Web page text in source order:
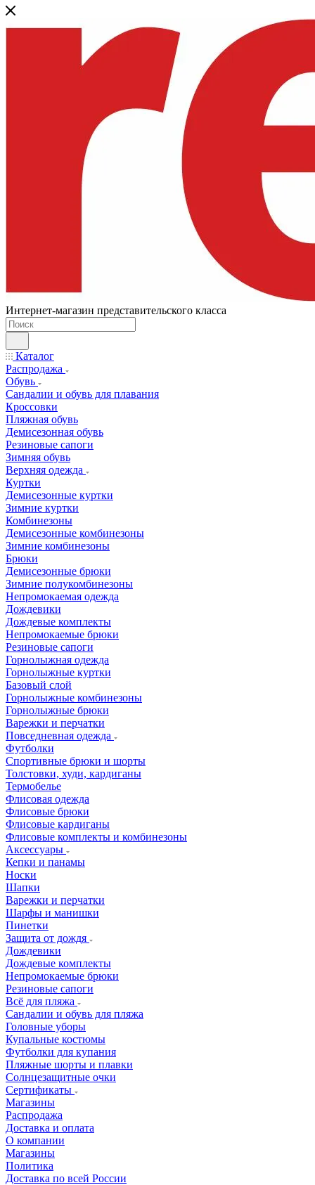
Интернет-магазин представительского класса
Каталог
Распродажа
Обувь
Сандалии и обувь для плавания
Кроссовки
Пляжная обувь
Демисезонная обувь
Резиновые сапоги
Зимняя обувь
Верхняя одежда
Куртки
Демисезонные куртки
Зимние куртки
Комбинезоны
Демисезонные комбинезоны
Зимние комбинезоны
Брюки
Демисезонные брюки
Зимние полукомбинезоны
Непромокаемая одежда
Дождевики
Дождевые комплекты
Непромокаемые брюки
Резиновые сапоги
Горнолыжная одежда
Горнолыжные куртки
Базовый слой
Горнолыжные комбинезоны
Горнолыжные брюки
Варежки и перчатки
Повседневная одежда
Футболки
Спортивные брюки и шорты
Толстовки, худи, кардиганы
Термобелье
Флисовая одежда
Флисовые брюки
Флисовые кардиганы
Флисовые комплекты и комбинезоны
Аксессуары
Кепки и панамы
Носки
Шапки
Варежки и перчатки
Шарфы и манишки
Пинетки
Защита от дождя
Дождевики
Дождевые комплекты
Непромокаемые брюки
Резиновые сапоги
Всё для пляжа
Сандалии и обувь для пляжа
Головные уборы
Купальные костюмы
Футболки для купания
Пляжные шорты и плавки
Солнцезащитные очки
Сертификаты
Магазины
Распродажа
Доставка и оплата
О компании
Магазины
Политика
Доставка по всей России